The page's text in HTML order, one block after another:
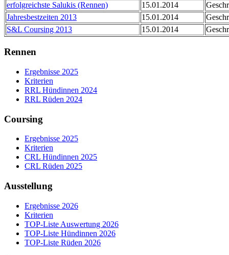
erfolgreichste Salukis (Rennen)
15.01.2014
Jahresbestzeiten 2013
15.01.2014
S&L Coursing 2013
15.01.2014
Rennen
Ergebnisse 2025
Kriterien
RRL Hündinnen 2024
RRL Rüden 2024
Coursing
Ergebnisse 2025
Kriterien
CRL Hündinnen 2025
CRL Rüden 2025
Ausstellung
Ergebnisse 2026
Kriterien
TOP-Liste Auswertung 2026
TOP-Liste Hündinnen 2026
TOP-Liste Rüden 2026